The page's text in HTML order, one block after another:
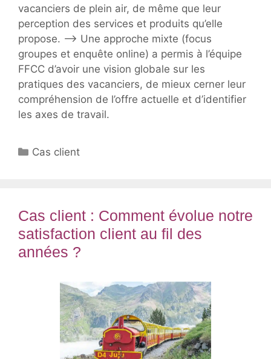
vacanciers de plein air, de même que leur
perception des services et produits qu’elle
propose. –> Une approche mixte (focus
groupes et enquête online) a permis à l’équipe
FFCC d’avoir une vision globale sur les
pratiques des vacanciers, de mieux cerner leur
compréhension de l’offre actuelle et d’identifier
les axes de travail.
Catégories
Cas client
Cas client : Comment évolue notre
satisfaction client au fil des
années ?